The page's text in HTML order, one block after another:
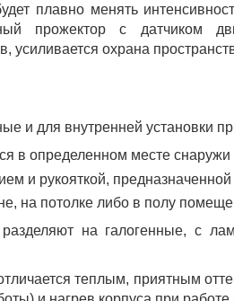
плавно менять
прожектор с датчиком
усиливается охрана
и для внутренней установки
в определенном месте снаружи
и рукояткой,
на потолке либо в полу
на галогенные, с
теплым, приятным